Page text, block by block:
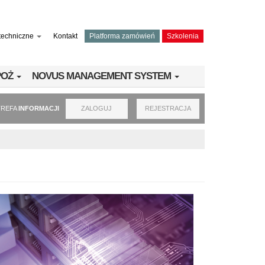
Kontakt Platforma zamówień Szkolenia
NOVUS MANAGEMENT SYSTEM
INFORMACJI ZALOGUJ REJESTRACJA